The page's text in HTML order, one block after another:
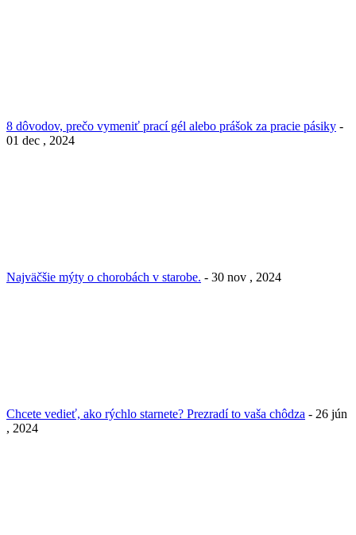
8 dôvodov, prečo vymeniť prací gél alebo prášok za pracie pásiky -
01 dec , 2024
Najväčšie mýty o chorobách v starobe. - 30 nov , 2024
Chcete vedieť, ako rýchlo starnete? Prezradí to vaša chôdza - 26 jún
, 2024